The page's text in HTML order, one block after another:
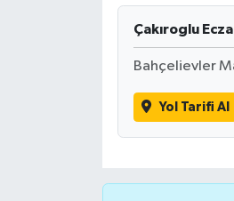
Çakıroglu
Bahçelievler
Yol Tarifi Al